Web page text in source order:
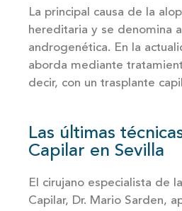
La principal causa de la
hereditaria y se denomina
androgenética. En la
aborda mediante
decir, con un trasplante
Las últimas
Capilar en Sevilla
El cirujano especialista de
Capilar, Dr. Mario Sarden,